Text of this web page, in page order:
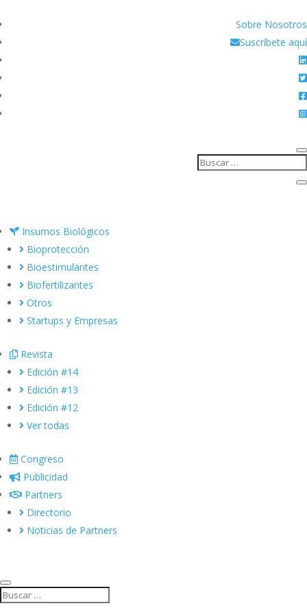
Sobre Nosotros
Suscríbete aquí
Insumos Biológicos
Bioprotección
Bioestimulantes
Biofertilizantes
Otros
Startups y Empresas
Revista
Edición #14
Edición #13
Edición #12
Ver todas
Congreso
Publicidad
Partners
Directorio
Noticias de Partners